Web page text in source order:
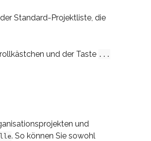
Standard-Projektliste, die
und der Taste ...
und
. So können Sie sowohl